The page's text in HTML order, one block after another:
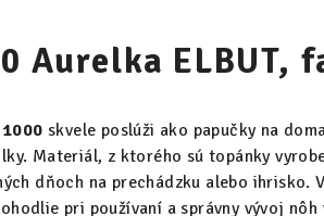
Aurelka ELBUT,
skvele poslúži ako papučky na
Materiál, z ktorého sú topánky
dňoch na prechádzku alebo ihrisko.
pri používaní a správny vývoj